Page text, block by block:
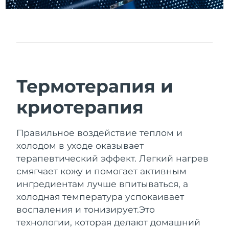
Термотерапия и
криотерапия
Правильное воздействие теплом и
холодом в уходе оказывает
терапевтический эффект. Легкий нагрев
смягчает кожу и помогает активным
ингредиентам лучше впитываться, а
холодная температура успокаивает
воспаления и тонизирует.Это
технологии, которая делают домашний
Ожидаемая дата доставки
Катар
Ожидаемая дата доставки
Румыния
Ожидаемая дата доставки
Россия
Ожидаемая дата доставки
Саудовская Аравия
Ожидаемая дата доставки
30/1/2026
Сингапур
Ожидаемая дата доставки
Ожидаемая дата доставки